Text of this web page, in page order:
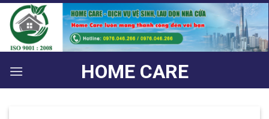
Bỏ
qua
nội
dung
HOME CARE